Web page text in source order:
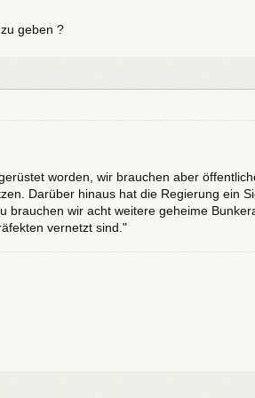
geben ?
worden, wir brauchen aber
Darüber hinaus hat die Regierung ein
brauchen wir acht weitere geheime
vernetzt sind."